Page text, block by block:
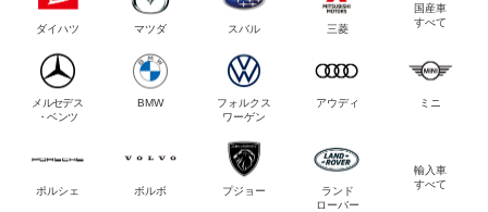
ダイハツ マツダ スバル 三菱
国産車
すべて
メルセデス
・ベンツ
BMW
フォルクス
ワーゲン
アウディ ミニ
ポルシェ ボルボ プジョー
ランド
ローバー
輸入車
すべて